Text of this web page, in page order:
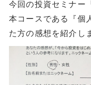
今回の投資セミナー
本コースである『個
た方の感想を紹介し